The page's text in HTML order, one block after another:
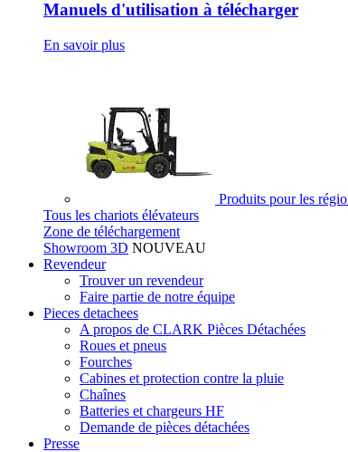
Manuels d'utilisation à télécharger
En savoir plus
Produits pour les
Tous les chariots élévateurs
Zone de téléchargement
Showroom 3D NOUVEAU
Revendeur
Trouver un revendeur
Faire partie de notre équipe
Pieces detachees
A propos de CLARK Pièces Détachées
Roues et pneus
Fourches
Cabines et protection contre la pluie
Chaînes
Batteries et chargeurs HF
Demande de pièces détachées
Presse